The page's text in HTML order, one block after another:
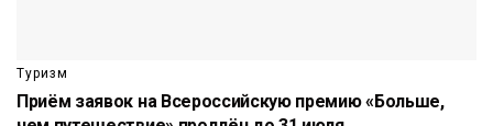
Туризм
Приём заявок на Всероссийскую премию «Больше,